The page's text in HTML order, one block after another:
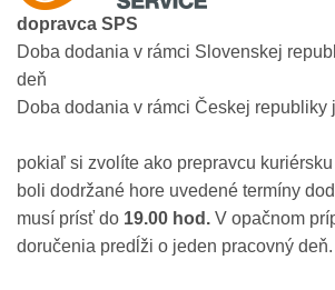
dopravca SPS
Doba dodania v rámci Slovenskej
deň
Doba dodania v rámci Českej republiky
pokiaľ si zvolíte ako prepravcu
boli dodržané hore uvedené termíny
musí prísť do 19.00 hod. V opačnom
doručenia predĺži o jeden pracovný deň.